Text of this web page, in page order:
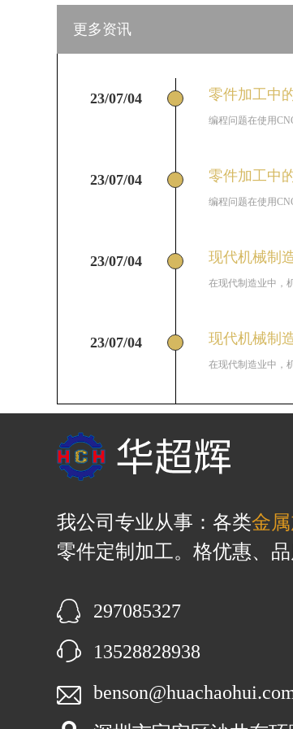
更多资讯
23/07/04 零件加工中
编程问题在使用
23/07/04 零件加工中
编程问题在使用
23/07/04 现代机械制
在现代制造业中，
23/07/04 现代机械制
在现代制造业中，
我公司专业从事：各类金
零件定制加工。格优惠、品
297085327
13528828938